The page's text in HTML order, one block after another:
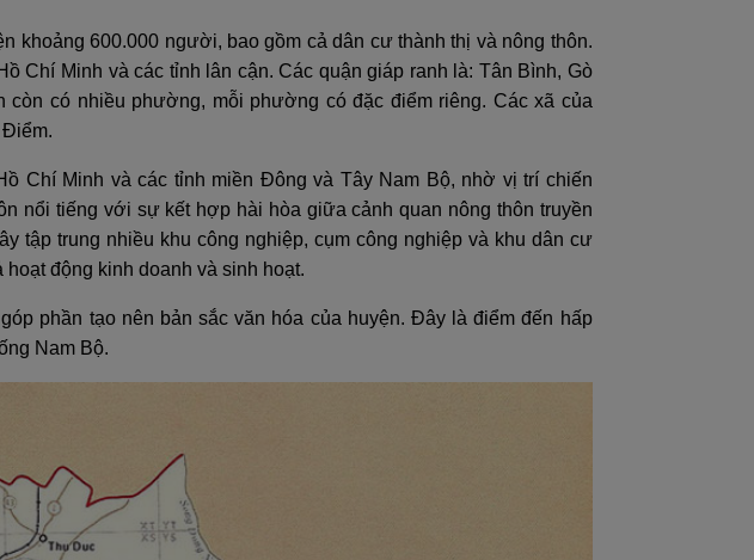
khoảng 600.000 người, bao gồm cả dân cư thành thị và nông thôn.
Chí Minh và các tỉnh lân cận. Các quận giáp ranh là: Tân Bình, Gò
còn có nhiều phường, mỗi phường có đặc điểm riêng. Các xã của
Điểm.
Chí Minh và các tỉnh miền Đông và Tây Nam Bộ, nhờ vị trí chiến
nổi tiếng với sự kết hợp hài hòa giữa cảnh quan nông thôn truyền
tập trung nhiều khu công nghiệp, cụm công nghiệp và khu dân cư
động kinh doanh và sinh hoạt.
phần tạo nên bản sắc văn hóa của huyện. Đây là điểm đến hấp
Nam Bộ.